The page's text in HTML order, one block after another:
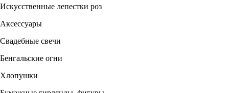
Искусственные лепестки роз
Аксессуары
Свадебные свечи
Бенгальские огни
Хлопушки